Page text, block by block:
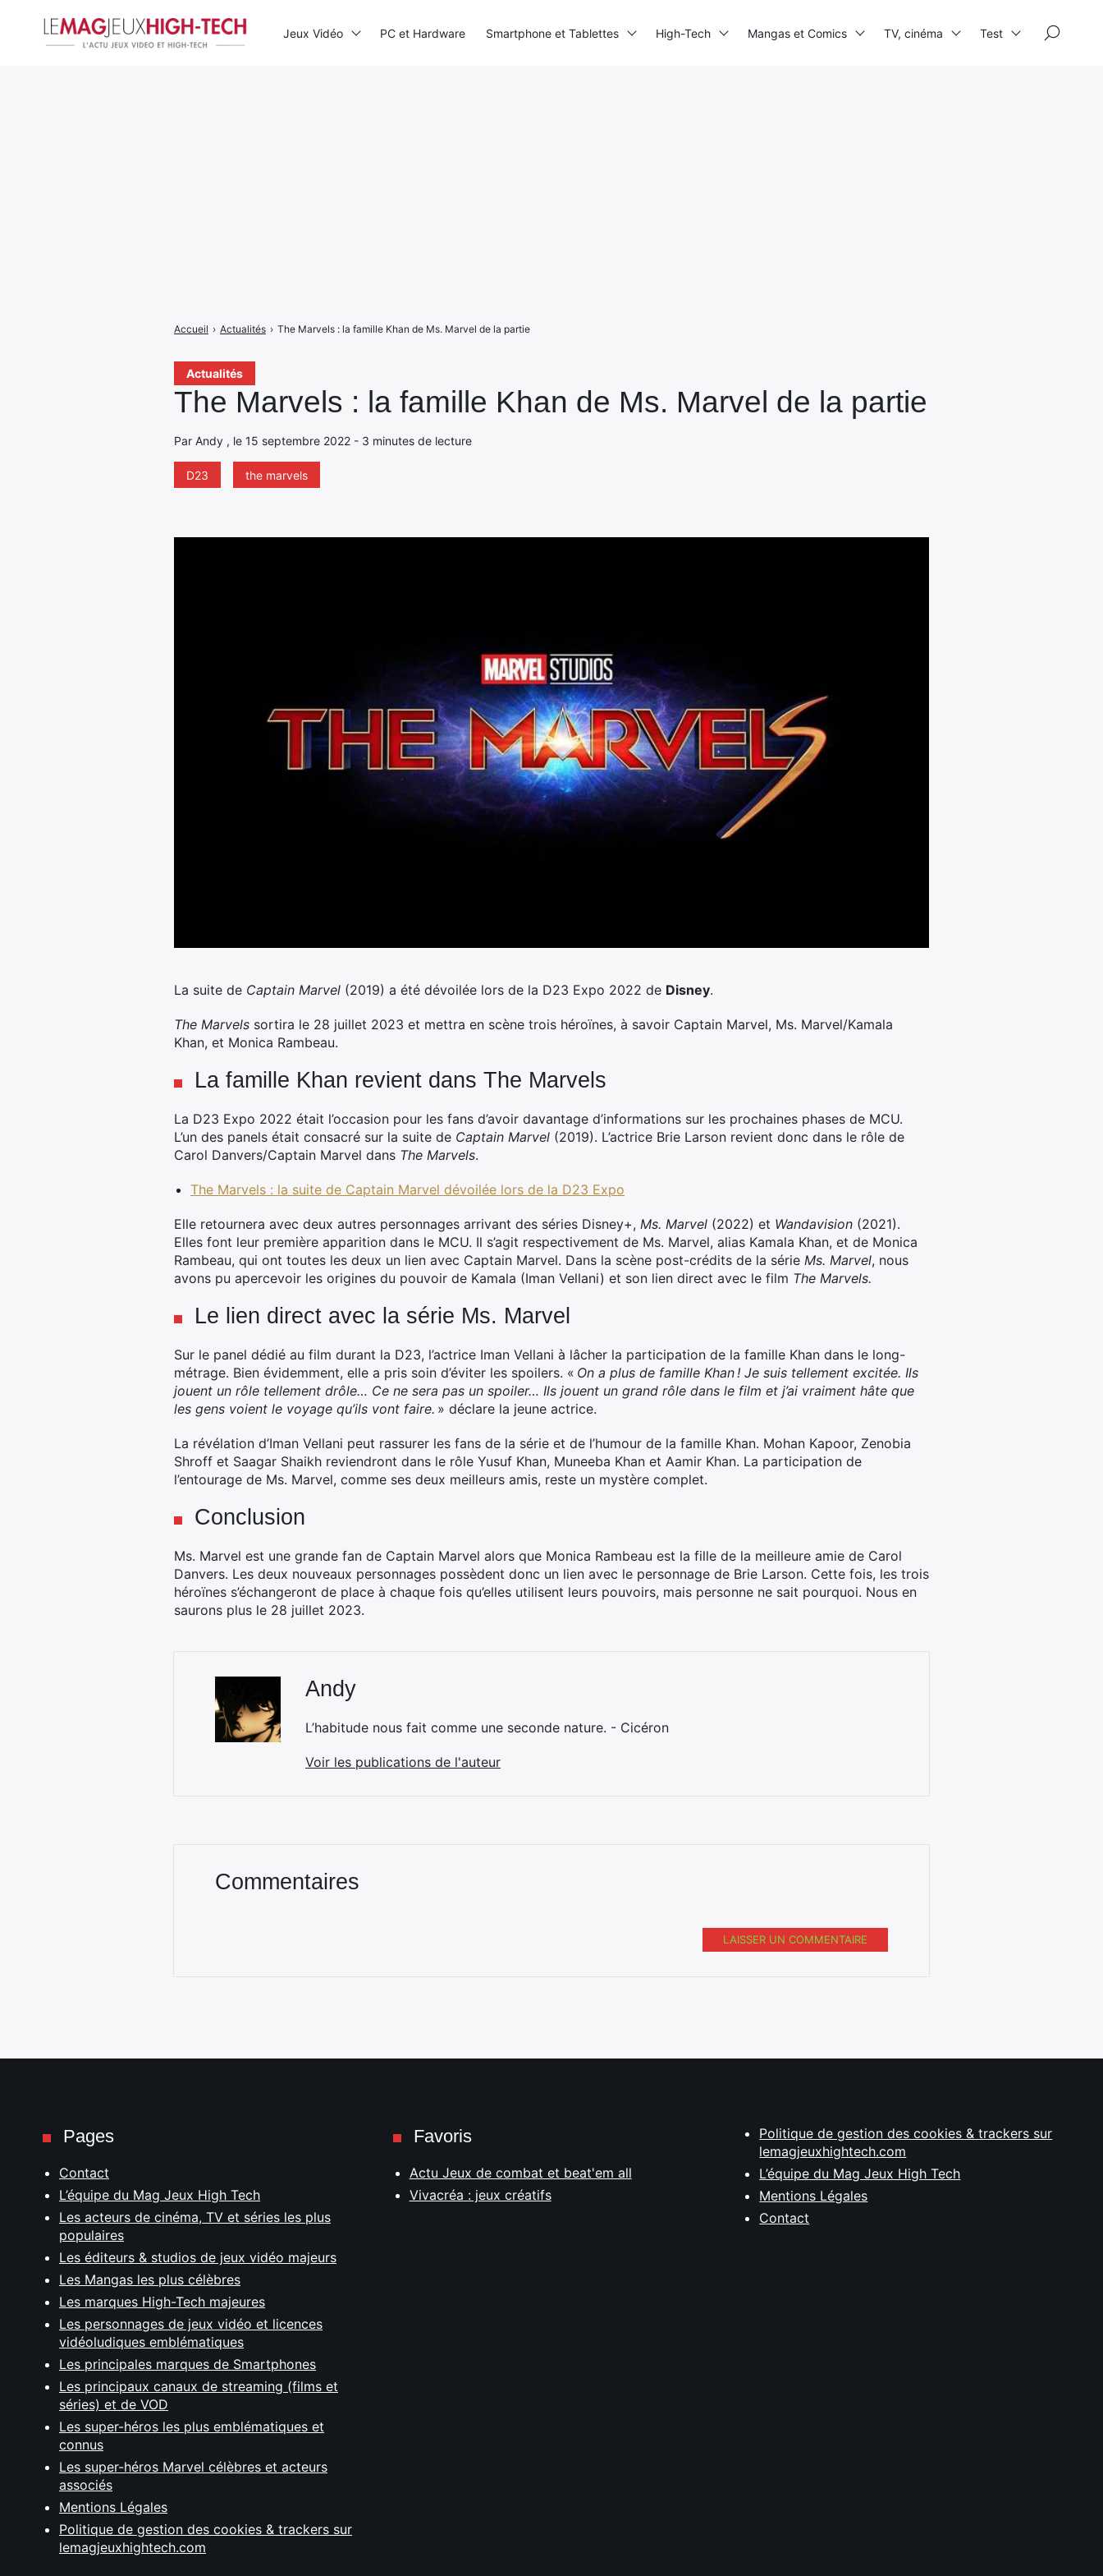
Actualités
The Marvels : la famille Khan de Ms. Marvel de la partie
Par Andy , le 15 septembre 2022 - 3 minutes de lecture
D23 the marvels
Accueil › Actualités › The Marvels : la famille Khan de Ms. Marvel de la partie
La suite de Captain Marvel (2019) a été dévoilée lors de la D23 Expo 2022 de Disney.
The Marvels sortira le 28 juillet 2023 et mettra en scène trois héroïnes, à savoir Captain Marvel, Ms. Marvel/Kamala
Khan, et Monica Rambeau.
La famille Khan revient dans The Marvels
La D23 Expo 2022 était l’occasion pour les fans d’avoir davantage d’informations sur les prochaines phases de MCU.
L’un des panels était consacré sur la suite de Captain Marvel (2019). L’actrice Brie Larson revient donc dans le rôle de
Carol Danvers/Captain Marvel dans The Marvels.
The Marvels : la suite de Captain Marvel dévoilée lors de la D23 Expo
Elle retournera avec deux autres personnages arrivant des séries Disney+, Ms. Marvel (2022) et Wandavision (2021).
Elles font leur première apparition dans le MCU. Il s’agit respectivement de Ms. Marvel, alias Kamala Khan, et de Monica
Rambeau, qui ont toutes les deux un lien avec Captain Marvel. Dans la scène post-crédits de la série Ms. Marvel, nous
avons pu apercevoir les origines du pouvoir de Kamala (Iman Vellani) et son lien direct avec le film The Marvels.
Le lien direct avec la série Ms. Marvel
Sur le panel dédié au film durant la D23, l’actrice Iman Vellani à lâcher la participation de la famille Khan dans le long-
métrage. Bien évidemment, elle a pris soin d’éviter les spoilers. « On a plus de famille Khan ! Je suis tellement excitée. Ils
jouent un rôle tellement drôle… Ce ne sera pas un spoiler… Ils jouent un grand rôle dans le film et j’ai vraiment hâte que
les gens voient le voyage qu’ils vont faire. » déclare la jeune actrice.
La révélation d’Iman Vellani peut rassurer les fans de la série et de l’humour de la famille Khan. Mohan Kapoor, Zenobia
Shroff et Saagar Shaikh reviendront dans le rôle Yusuf Khan, Muneeba Khan et Aamir Khan. La participation de
l’entourage de Ms. Marvel, comme ses deux meilleurs amis, reste un mystère complet.
Conclusion
Ms. Marvel est une grande fan de Captain Marvel alors que Monica Rambeau est la fille de la meilleure amie de Carol
Danvers. Les deux nouveaux personnages possèdent donc un lien avec le personnage de Brie Larson. Cette fois, les trois
héroïnes s’échangeront de place à chaque fois qu’elles utilisent leurs pouvoirs, mais personne ne sait pourquoi. Nous en
saurons plus le 28 juillet 2023.
Andy
L’habitude nous fait comme une seconde nature. - Cicéron
Voir les publications de l'auteur
Commentaires
LAISSER UN COMMENTAIRE
Jeux Vidéo PC et Hardware Smartphone et Tablettes High-Tech Mangas et Comics TV, cinéma Test
Pages
Contact
L’équipe du Mag Jeux High Tech
Les acteurs de cinéma, TV et séries les plus
populaires
Les éditeurs & studios de jeux vidéo majeurs
Les Mangas les plus célèbres
Les marques High-Tech majeures
Les personnages de jeux vidéo et licences
vidéoludiques emblématiques
Les principales marques de Smartphones
Les principaux canaux de streaming (films et
séries) et de VOD
Les super-héros les plus emblématiques et
connus
Les super-héros Marvel célèbres et acteurs
associés
Mentions Légales
Politique de gestion des cookies & trackers sur
lemagjeuxhightech.com
Favoris
Actu Jeux de combat et beat'em all
Vivacréa : jeux créatifs
Politique de gestion des cookies & trackers sur
lemagjeuxhightech.com
L’équipe du Mag Jeux High Tech
Mentions Légales
Contact